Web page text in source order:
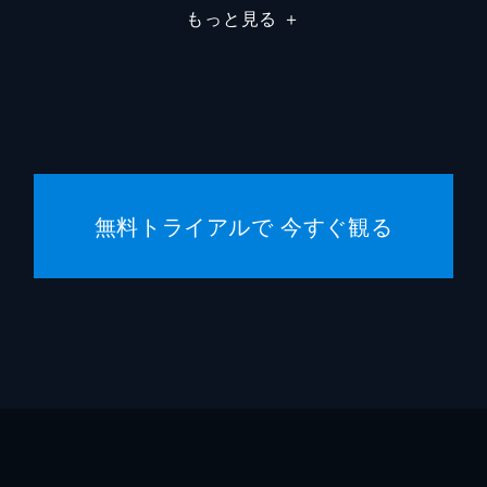
もっと見る ＋
無料トライアルで 今すぐ観る